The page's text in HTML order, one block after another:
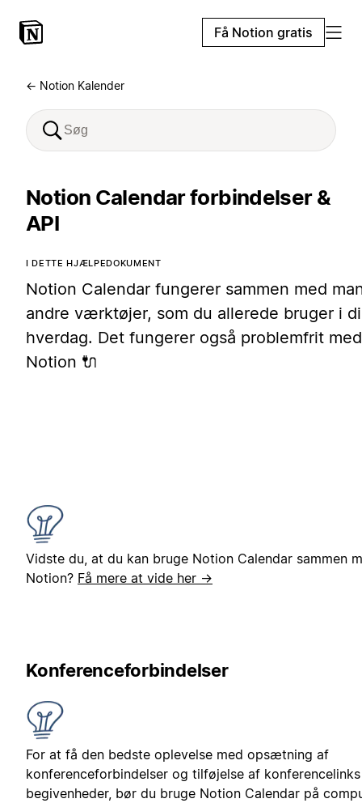
Få Notion gratis
← Notion Kalender
Notion Calendar forbindelser &
API
I DETTE HJÆLPEDOKUMENT
Notion Calendar fungerer sammen med
andre værktøjer, som du allerede bruger i
hverdag. Det fungerer også problemfrit med
Notion 🔌
Vidste du, at du kan bruge Notion Calendar sammen
Notion? Få mere at vide her →
Konferenceforbindelser
For at få den bedste oplevelse med opsætning af
konferenceforbindelser og tilføjelse af
begivenheder, bør du bruge Notion Calendar på